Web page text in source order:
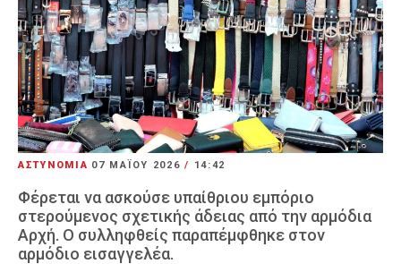
ΑΣΤΥΝΟΜΙΑ 07 ΜΑΪ́ΟΥ 2026/ 14:42
Φέρεται να ασκούσε υπαίθριου εμπόριο
στερούμενος σχετικής άδειας από την αρμόδια
Αρχή. Ο συλληφθείς παραπέμφθηκε στον
αρμόδιο εισαγγελέα.